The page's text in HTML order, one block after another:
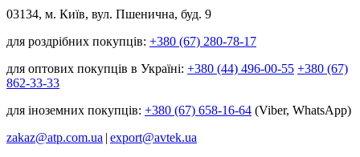
03134, м. Київ, вул. Пшенична, буд. 9
для роздрібних покупців: +380 (67) 280-78-17
для оптових покупців в Україні: +380 (44) 496-00-55 +380 (67)
862-33-33
для іноземних покупців: +380 (67) 658-16-64 (Viber, WhatsApp)
zakaz@atp.com.ua | export@avtek.ua